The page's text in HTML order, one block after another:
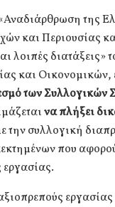
της
και Περιουσίας
λοιπές διατάξεις»
και Οικονομικών,
των Συλλογικών
να πλήξει
την συλλογική
που
εργασίας.